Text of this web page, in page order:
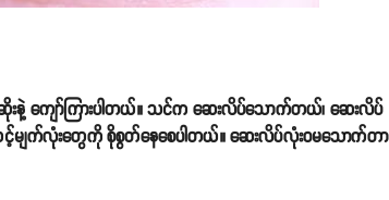
နဲ့ ကျော်ကြားပါတယ်။ သင်က ဆေးလိပ်သောက်တယ်၊ ဆေးလိပ်
မျက်လုံးတွေကို စိုစွတ်နေစေပါတယ်။ ဆေးလိပ်လုံးဝမသောက်တာ